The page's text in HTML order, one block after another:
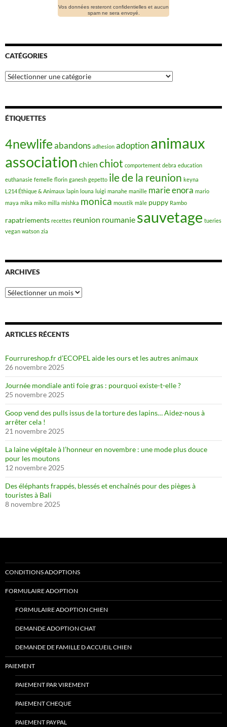
Vos données resteront confidentielles et aucun
spam ne sera envoyé.
CATÉGORIES
Catégories
ÉTIQUETTES
4newlifeabandons adhesion adoptionanimaux
association chien chiot comportement debra education
euthanasie femelle florin ganesh gepetto ile de la reunion keyna
L214 Éthique & Animaux lapin louna luigi manahe manille marie enora mario
maya mika miko milla mishka monica moustik mâle puppy Rambo
rapatriements recettes reunion roumanie sauvetage tueries
vegan watson zia
ARCHIVES
Archives
ARTICLES RÉCENTS
Fourrureshop.fr d’ECOPEL aide les ours et les autres animaux
26 novembre 2025
Journée mondiale anti foie gras : pourquoi existe-t-elle ?
25 novembre 2025
Goop vend des pulls issus de la torture des lapins… Aidez-nous à
arrêter cela !
21 novembre 2025
La laine végétale à l’honneur en novembre : une mode plus douce
pour les moutons
12 novembre 2025
Des éléphants frappés, blessés et enchaînés pour des pièges à
touristes à Bali
8 novembre 2025
CONDITIONS ADOPTIONS
FORMULAIRE ADOPTION
FORMULAIRE ADOPTION CHIEN
DEMANDE ADOPTION CHAT
DEMANDE DE FAMILLE D ACCUEIL CHIEN
PAIEMENT
PAIEMENT PAR VIREMENT
PAIEMENT CHEQUE
PAIEMENT PAYPAL